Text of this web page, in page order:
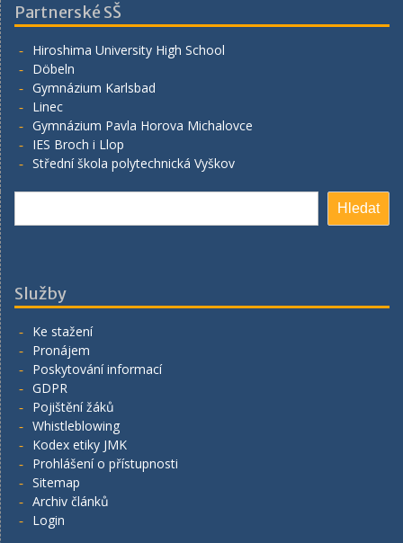
Partnerské SŠ
Hiroshima University High School
Döbeln
Gymnázium Karlsbad
Linec
Gymnázium Pavla Horova Michalovce
IES Broch i Llop
Střední škola polytechnická Vyškov
Hledat
Služby
Ke stažení
Pronájem
Poskytování informací
GDPR
Pojištění žáků
Whistleblowing
Kodex etiky JMK
Prohlášení o přístupnosti
Sitemap
Archiv článků
Login